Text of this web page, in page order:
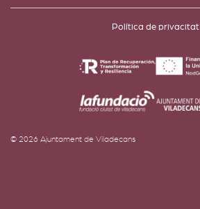
Política de privacitat
© 2026 Ajuntament de Viladecans